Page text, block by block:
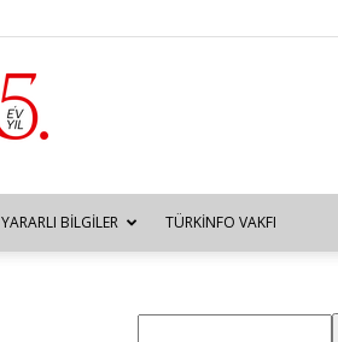
YARARLI BILGILER TÜRKINFO VAKFI